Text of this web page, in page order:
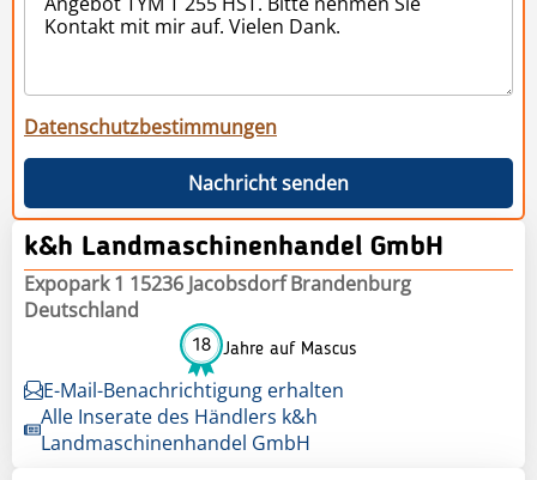
Datenschutzbestimmungen
Nachricht senden
k&h Landmaschinenhandel GmbH
Expopark 1 15236 Jacobsdorf Brandenburg
Deutschland
18 Jahre auf Mascus
E-Mail-Benachrichtigung erhalten
Alle Inserate des Händlers k&h
Landmaschinenhandel GmbH